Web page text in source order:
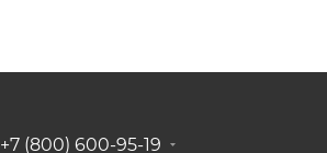
+7 (800) 600-95-19